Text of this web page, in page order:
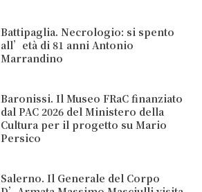
Battipaglia. Necrologio: si spento
all’età di 81 anni Antonio
Marrandino
Baronissi. Il Museo FRaC finanziato
dal PAC 2026 del Ministero della
Cultura per il progetto su Mario
Persico
Salerno. Il Generale del Corpo